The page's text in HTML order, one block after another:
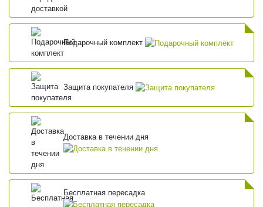
Подарочный комплект
Защита покупателя
Доставка в течении дня
Бесплатная пересадка